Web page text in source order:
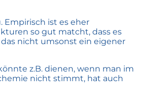
Empirisch ist es eher
so gut matcht, dass es
nicht umsonst ein eigener
z.B. dienen, wenn man im
nicht stimmt, hat auch